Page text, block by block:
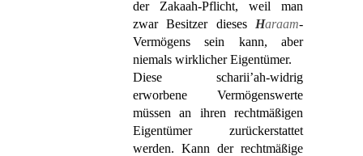
der Zakaah-Pflicht, weil man
zwar Besitzer dieses Haraam-
Vermögens sein kann, aber
niemals wirklicher Eigentümer.
Diese scharii’ah-widrig
erworbene Vermögenswerte
müssen an ihren rechtmäßigen
Eigentümer zurückerstattet
werden. Kann der rechtmäßige